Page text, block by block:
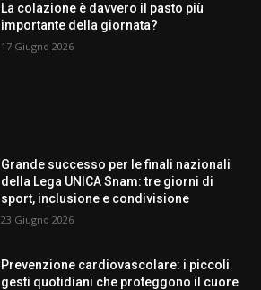
La colazione è davvero il pasto più
importante della giornata?
17 Giugno 2026
Grande successo per le finali nazionali
della Lega UNICA Snam: tre giorni di
sport, inclusione e condivisione
23 Giugno 2026
Prevenzione cardiovascolare: i piccoli
gesti quotidiani che proteggono il cuore